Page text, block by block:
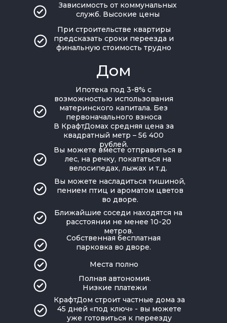
Зависимость от коммунальных
служб. Высокие цены
При строительстве квартиры
предсказать сроки переезда и
финальную стоимость трудно
Ипотека под 3-8% с
возможностью использования
материнского капитала. Без
первоначального взноса
В КрафтДомах средняя цена за
квадратный метр – 56 400
рублей.
Ближайшие соседи находятся на
расстоянии не менее 10-20
метров.
Вы можете насладиться тишиной,
пением птиц и ароматом цветов
во дворе.
Места полно
Собственная бесплатная
парковка во дворе.
КрафтДом строит частные дома за
45 дней «под ключ» - вы можете
уже готовиться к переезду
Полная автономия.
Низкие платежи
Вы можете вместе отправиться в
лес, на речку, покататься на
велосипедах, лыжах и т.д.
Дом